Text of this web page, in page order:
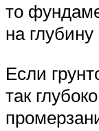
то
на
Если
так